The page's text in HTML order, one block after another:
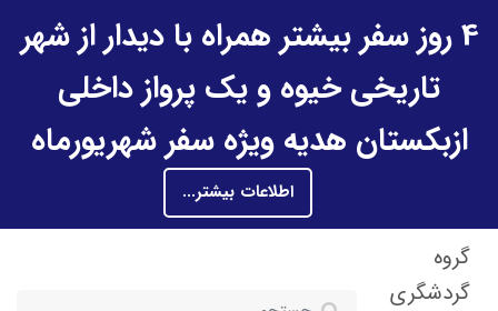
4 روز سفر بیشتر همراه با دیدار از شهر
تاریخی خیوه و یک پرواز داخلی
ازبکستان هدیه ویژه سفر شهریورماه
اطلاعات بیشتر...
گروه
گردشگری